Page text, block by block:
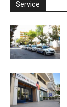
Service